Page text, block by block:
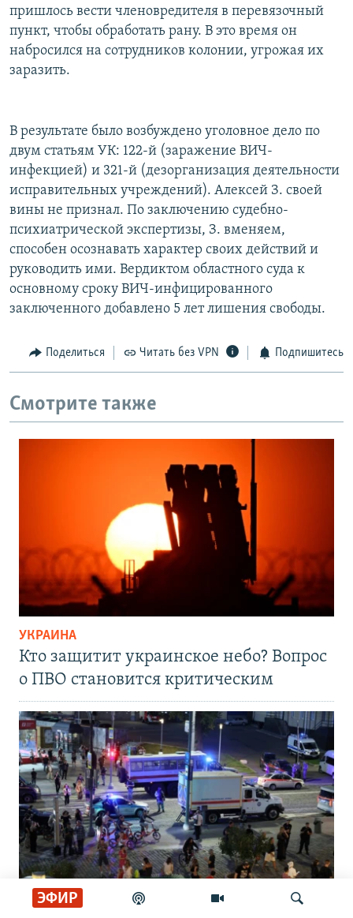
ЭФИР
пришлось вести членовредителя в перевязочный
пункт, чтобы обработать рану. В это время он
набросился на сотрудников колонии, угрожая их
заразить.
В результате было возбуждено уголовное дело по
двум статьям УК: 122-й (заражение ВИЧ-
инфекцией) и 321-й (дезорганизация деятельности
исправительных учреждений). Алексей З. своей
вины не признал. По заключению судебно-
психиатрической экспертизы, З. вменяем,
способен осознавать характер своих действий и
руководить ими. Вердиктом областного суда к
основному сроку ВИЧ-инфицированного
заключенного добавлено 5 лет лишения свободы.
Поделиться Читать без VPN Подпишитесь
Смотрите также
УКРАИНА
Кто защитит украинское небо? Вопрос
о ПВО становится критическим
РАССЛЕДОВАНИЯ